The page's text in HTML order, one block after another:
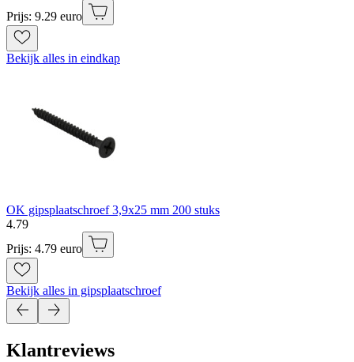
Prijs: 9.29 euro
Bekijk alles in eindkap
OK gipsplaatschroef 3,9x25 mm 200 stuks
4.79
Prijs: 4.79 euro
Bekijk alles in gipsplaatschroef
Klantreviews